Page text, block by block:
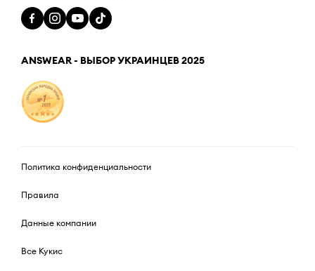
ANSWEAR - ВЫБОР УКРАИНЦЕВ 2025
Политика конфиденциальности
Правила
Данные компании
Все Кукис